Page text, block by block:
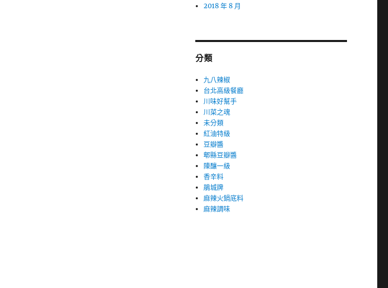
2018 年 8 月
分類
九八辣椒
台北高級餐廳
川味好幫手
川菜之魂
未分類
紅油特級
豆瓣醬
郫縣豆瓣醬
陳釀一級
香辛料
鵑城牌
麻辣火鍋底料
麻辣調味